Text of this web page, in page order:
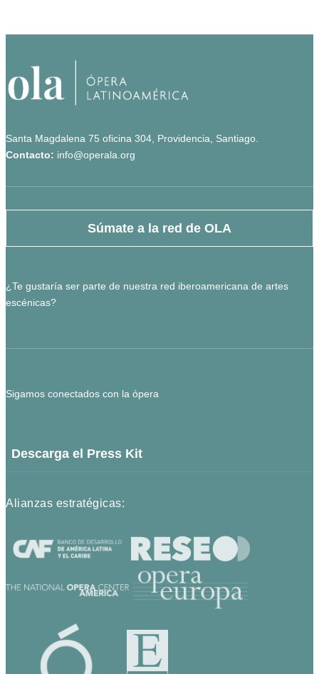
Santa Magdalena 75 oficina 304, Providencia, Santiago.
Contacto: info@operala.org
Súmate a la red de OLA
¿Te gustaría ser parte de nuestra red iberoamericana de artes
escénicas?
Sigamos conectados con la ópera
Descarga el Press Kit
Alianzas estratégicas: